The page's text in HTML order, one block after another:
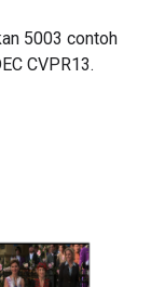
5003 contoh
CVPR13.